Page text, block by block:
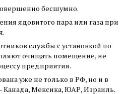
бесшумно.
ядовитого пара или газа при
службы с установкой по
очищать помещение, не
предприятия.
уже не только в РФ, но и в
Канада, Мексика, ЮАР, Израиль.